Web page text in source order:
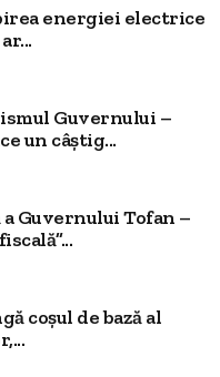
energiei electrice
Guvernului –
un câștig...
Guvernului Tofan –
coșul de bază al